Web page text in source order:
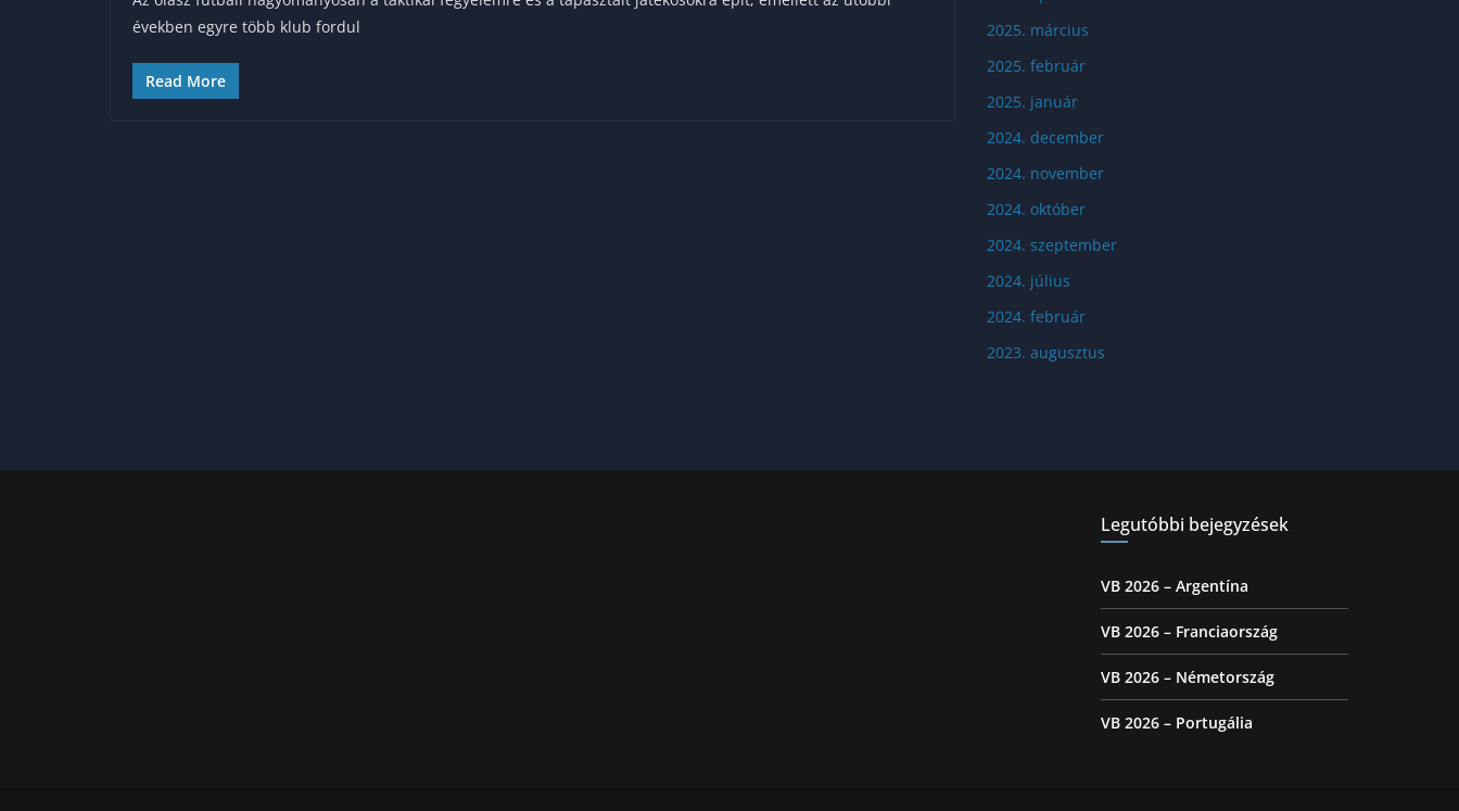
években egyre több klub fordul
Read More
2025. március
2025. február
2025. január
2024. december
2024. november
2024. október
2024. szeptember
2024. július
2024. február
2023. augusztus
Legutóbbi bejegyzések
VB 2026 – Argentína
VB 2026 – Franciaország
VB 2026 – Németország
VB 2026 – Portugália